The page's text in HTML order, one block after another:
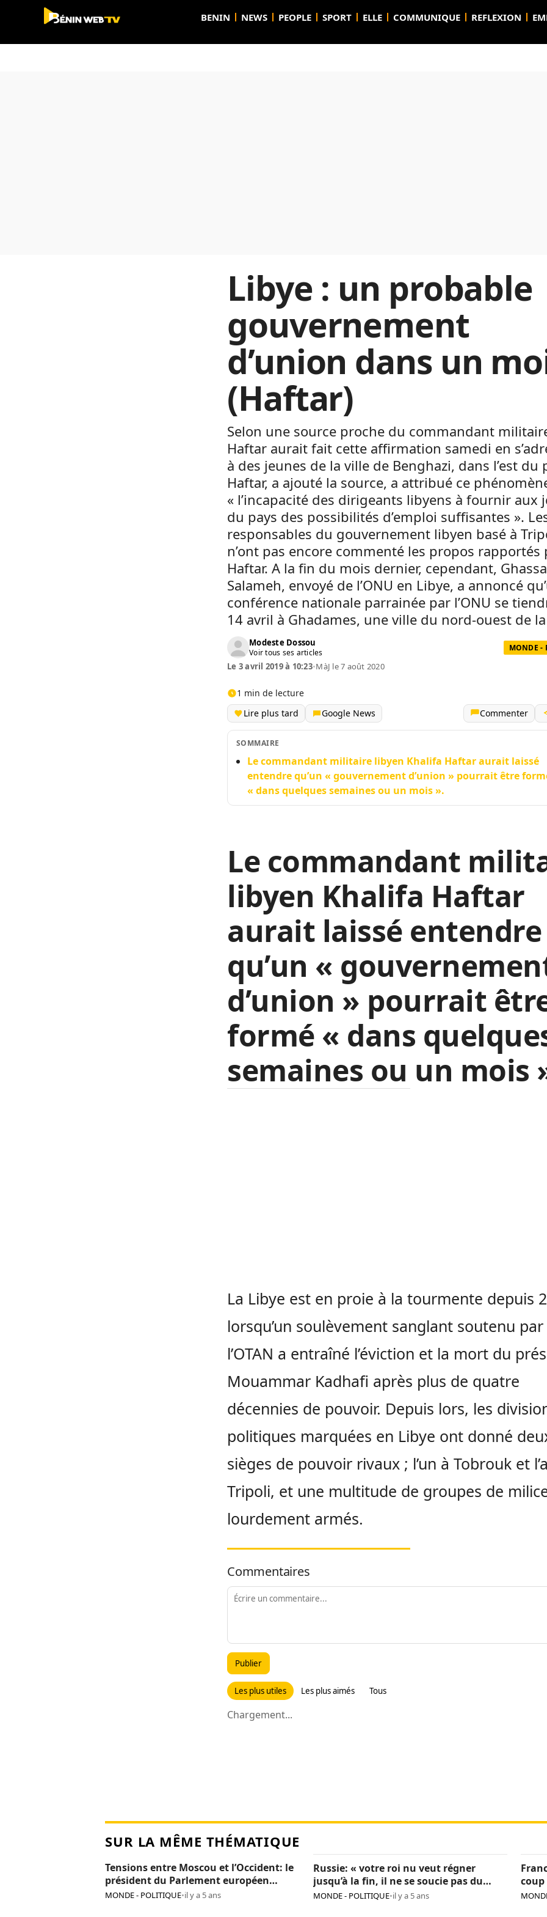
BENIN NEWS PEOPLE SPORT ELLE COMMUNIQUE REFLEXION
Libye : un probable
gouvernement
d’union dans un
(Haftar)
Selon une source proche du commandant
Haftar aurait fait cette affirmation samedi en
à des jeunes de la ville de Benghazi, dans l’est du
Haftar, a ajouté la source, a attribué ce
« l’incapacité des dirigeants libyens à fournir aux
du pays des possibilités d’emploi suffisantes ».
responsables du gouvernement libyen basé à
n’ont pas encore commenté les propos rapportés
Haftar. A la fin du mois dernier, cependant,
Salameh, envoyé de l’ONU en Libye, a annoncé
conférence nationale parrainée par l’ONU se
14 avril à Ghadames, une ville du nord-ouest de
Modeste Dossou
Voir tous ses articles MONDE -
Le 3 avril 2019 à 10:23•MàJ le 7 août 2020
1 min de lecture
Lire plus tard
Google News Commenter
SOMMAIRE
Le commandant militaire libyen Khalifa Haftar aurait laissé
entendre qu’un « gouvernement d’union » pourrait être
« dans quelques semaines ou un mois ».
Le commandant
libyen Khalifa Haftar
aurait laissé entendre
qu’un «
d’union » pourrait
formé « dans
semaines ou un mois
La Libye est en proie à la tourmente depuis
lorsqu’un soulèvement sanglant soutenu par
l’OTAN a entraîné l’éviction et la mort du
Mouammar Kadhafi après plus de quatre
décennies de pouvoir. Depuis lors, les
politiques marquées en Libye ont donné
sièges de pouvoir rivaux ; l’un à Tobrouk et
Tripoli, et une multitude de groupes de
lourdement armés.
Commentaires
Publier
Les plus utiles Les plus aimés Tous
Chargement...
SUR LA MÊME THÉMATIQUE
Tensions entre Moscou et l’Occident: le
président du Parlement européen
persona non grata en Russie
MONDE - POLITIQUE•il y a 5 ans
Russie: « votre roi nu veut régner
jusqu’à la fin, il ne se soucie pas du
pays », Navalny critique encore Poutine
MONDE - POLITIQUE•il y a 5 ans
coup